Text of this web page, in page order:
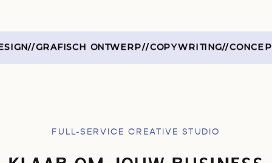
//GRAFISCH ONTWERP//COPYWRITING//CONCEPT
FULL-SERVICE CREATIVE STUDIO